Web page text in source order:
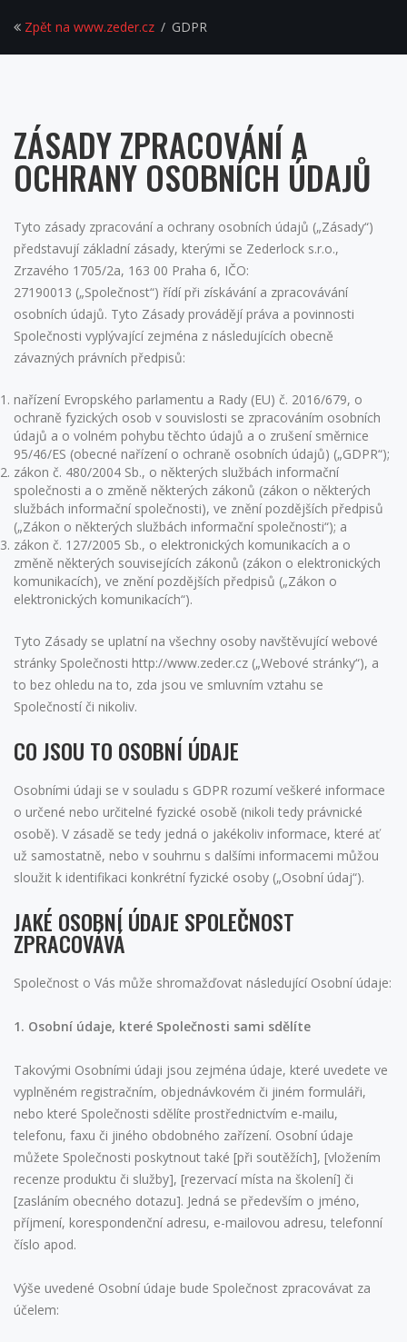
Zpět na www.zeder.cz GDPR
ZÁSADY ZPRACOVÁNÍ A
OCHRANY OSOBNÍCH ÚDAJŮ
Tyto zásady zpracování a ochrany osobních údajů („Zásady“)
představují základní zásady, kterými se Zederlock s.r.o.,
Zrzavého 1705/2a, 163 00 Praha 6, IČO:
27190013 („Společnost“) řídí při získávání a zpracovávání
osobních údajů. Tyto Zásady provádějí práva a povinnosti
Společnosti vyplývající zejména z následujících obecně
závazných právních předpisů:
nařízení Evropského parlamentu a Rady (EU) č. 2016/679, o
ochraně fyzických osob v souvislosti se zpracováním osobních
údajů a o volném pohybu těchto údajů a o zrušení směrnice
95/46/ES (obecné nařízení o ochraně osobních údajů) („GDPR“);
zákon č. 480/2004 Sb., o některých službách informační
společnosti a o změně některých zákonů (zákon o některých
službách informační společnosti), ve znění pozdějších předpisů
(„Zákon o některých službách informační společnosti“); a
zákon č. 127/2005 Sb., o elektronických komunikacích a o
změně některých souvisejících zákonů (zákon o elektronických
komunikacích), ve znění pozdějších předpisů („Zákon o
elektronických komunikacích“).
Tyto Zásady se uplatní na všechny osoby navštěvující webové
stránky Společnosti http://www.zeder.cz („Webové stránky“), a
to bez ohledu na to, zda jsou ve smluvním vztahu se
Společností či nikoliv.
CO JSOU TO OSOBNÍ ÚDAJE
Osobními údaji se v souladu s GDPR rozumí veškeré informace
o určené nebo určitelné fyzické osobě (nikoli tedy právnické
osobě). V zásadě se tedy jedná o jakékoliv informace, které ať
už samostatně, nebo v souhrnu s dalšími informacemi můžou
sloužit k identifikaci konkrétní fyzické osoby („Osobní údaj“).
JAKÉ OSOBNÍ ÚDAJE SPOLEČNOST
ZPRACOVÁVÁ
Společnost o Vás může shromažďovat následující Osobní údaje:
1. Osobní údaje, které Společnosti sami sdělíte
Takovými Osobními údaji jsou zejména údaje, které uvedete ve
vyplněném registračním, objednávkovém či jiném formuláři,
nebo které Společnosti sdělíte prostřednictvím e-mailu,
telefonu, faxu či jiného obdobného zařízení. Osobní údaje
můžete Společnosti poskytnout také [při soutěžích], [vložením
recenze produktu či služby], [rezervací místa na školení] či
[zasláním obecného dotazu]. Jedná se především o jméno,
příjmení, korespondenční adresu, e-mailovou adresu, telefonní
číslo apod.
Výše uvedené Osobní údaje bude Společnost zpracovávat za
účelem: